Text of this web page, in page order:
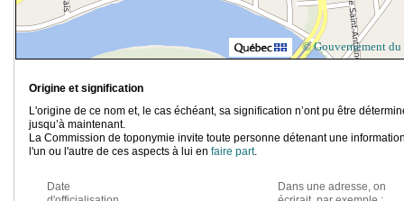
© Gouvernement du
Origine et signification
L'origine de ce nom et, le cas échéant, sa signification n’ont pu être
jusqu’à maintenant.
La Commission de toponymie invite toute personne détenant une
l'un ou l'autre de ces aspects à lui en faire part.
Date
Dans une adresse, on